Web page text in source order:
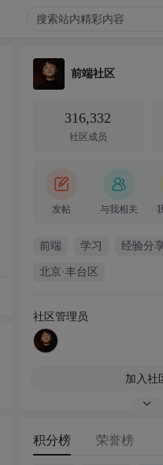
前端社区
316,332
社区成员
发帖 与我相关
前端 学习 经验分
北京·丰台区
社区管理员
加入社
积分榜 荣誉榜